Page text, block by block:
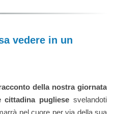
vedere in un
della nostra giornata
cittadina pugliese svelandoti